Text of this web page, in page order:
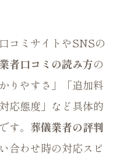
コミサイトやSNSの
業者口コミの読み方の
りやすさ」「追加料
応態度」など具体的
す。 葬儀業者の評判
合わせ時の対応スピ